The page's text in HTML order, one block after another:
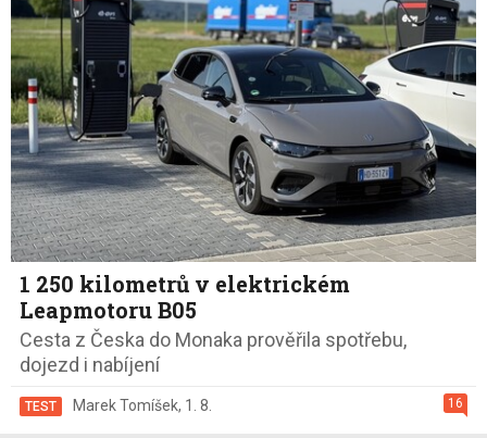
1 250 kilometrů v elektrickém
Leapmotoru B05
Cesta z Česka do Monaka prověřila spotřebu,
dojezd i nabíjení
16
TEST Marek Tomíšek, 1. 8.